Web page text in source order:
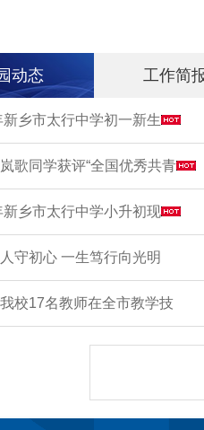
动态 工作简
新乡市太行中学初一新生
歌同学获评“全国优秀共青
新乡市太行中学小升初现
守初心 一生笃行向光明
校17名教师在全市教学技